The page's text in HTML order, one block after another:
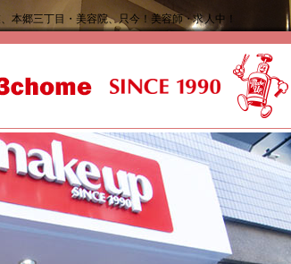
本郷三丁目・美容院、只今！美容師・求人中！